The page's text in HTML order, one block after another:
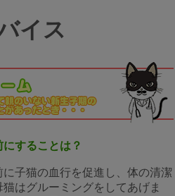
イス
にすることは？
に子猫の血行を促進し、体の清潔
はグルーミングをしてあげま